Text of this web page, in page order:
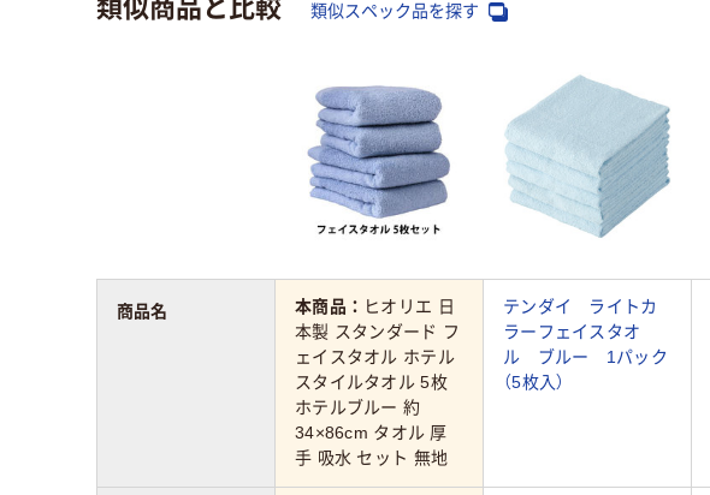
類似スペック品を探す
本商品： ヒオリエ 日
本製 スタンダード フ
ェイスタオル ホテル
スタイルタオル 5枚
ホテルブルー 約
34×86cm タオル 厚
手 吸水 セット 無地
テンダイ ライトカ
ラーフェイスタオ
ル ブルー 1パック
（5枚入）
商品名